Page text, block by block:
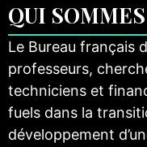
QUI
Le Bureau français
professeurs,
techniciens et
fuels dans la
développement